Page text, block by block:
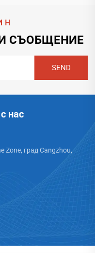
СЪОБЩЕНИЕ
нас
Zone, град Cangzhou,